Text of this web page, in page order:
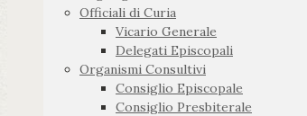
Officiali di Curia
Vicario Generale
Delegati Episcopali
Organismi Consultivi
Consiglio Episcopale
Consiglio Presbiterale